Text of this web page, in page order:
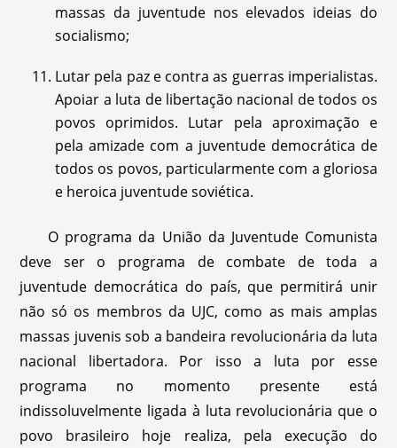
massas da juventude nos elevados ideias do
socialismo;
Lutar pela paz e contra as guerras imperialistas.
Apoiar a luta de libertação nacional de todos os
povos oprimidos. Lutar pela aproximação e
pela amizade com a juventude democrática de
todos os povos, particularmente com a gloriosa
e heroica juventude soviética.
O programa da União da Juventude Comunista
deve ser o programa de combate de toda a
juventude democrática do país, que permitirá unir
não só os membros da UJC, como as mais amplas
massas juvenis sob a bandeira revolucionária da luta
nacional libertadora. Por isso a luta por esse
programa no momento presente está
indissoluvelmente ligada à luta revolucionária que o
povo brasileiro hoje realiza, pela execução do